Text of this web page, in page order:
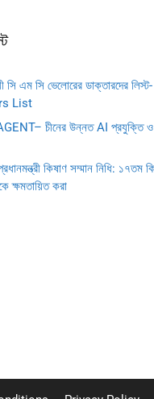
সি এম সি ভেলোরের ডাক্তারদের
List
চীনের উন্নত AI প্রযুক্তি ও
কিষাণ সম্মান নিধি: ১৭তম
ক্ষমতায়িত করা